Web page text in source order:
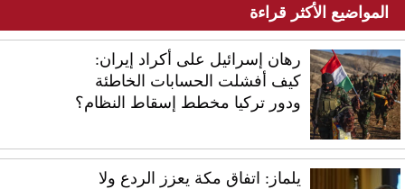
المواضيع الأكثر قراءة
رهان إسرائيل على أكراد إيران:
كيف أفشلت الحسابات الخاطئة
ودور تركيا مخطط إسقاط النظام؟
يلماز: اتفاق مكة يعزز الردع ولا